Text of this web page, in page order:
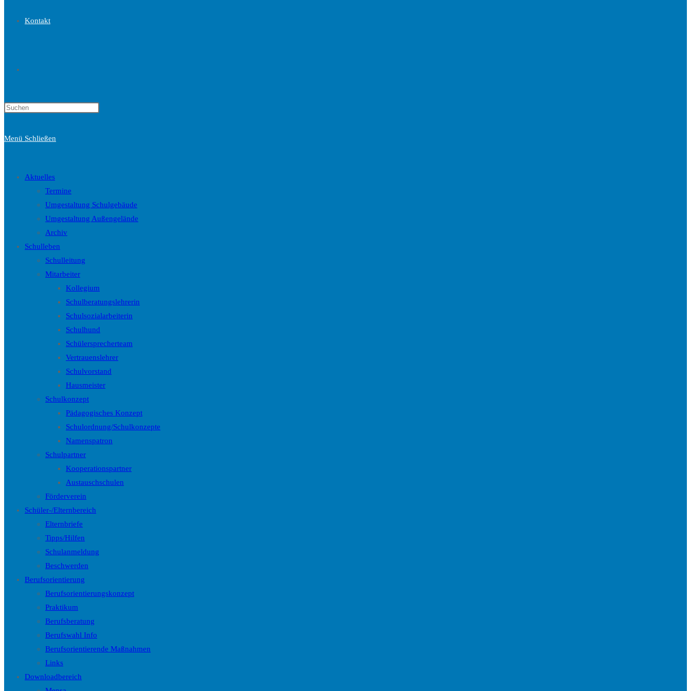
Kontakt
Menü Schließen
Aktuelles
Termine
Umgestaltung Schulgebäude
Umgestaltung Außengelände
Archiv
Schulleben
Schulleitung
Mitarbeiter
Kollegium
Schulberatungslehrerin
Schulsozialarbeiterin
Schulhund
Schülersprecherteam
Vertrauenslehrer
Schulvorstand
Hausmeister
Schulkonzept
Pädagogisches Konzept
Schulordnung/Schulkonzepte
Namenspatron
Schulpartner
Kooperationspartner
Austauschschulen
Förderverein
Schüler-/Elternbereich
Elternbriefe
Tipps/Hilfen
Schulanmeldung
Beschwerden
Berufsorientierung
Berufsorientierungskonzept
Praktikum
Berufsberatung
Berufswahl Info
Berufsorientierende Maßnahmen
Links
Downloadbereich